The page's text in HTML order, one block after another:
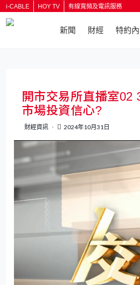
i-CABLE HOY TV 有線寬頻及電訊服務
新聞 財經 特約
開市交易所直播室02
市場投資信心?
財經資訊 2024年10月31日